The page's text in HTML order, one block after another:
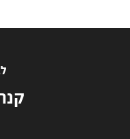
קנה